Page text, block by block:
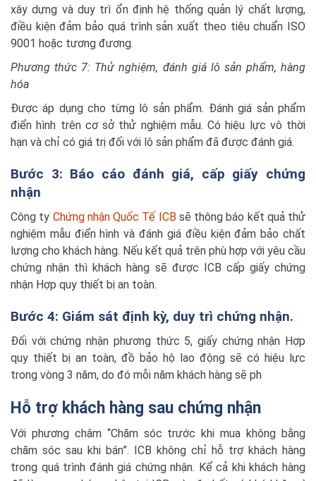
xây dựng và duy trì ổn định hệ thống quản lý chất lượng,
điều kiện đảm bảo quá trình sản xuất theo tiêu chuẩn ISO
9001 hoặc tương đương.
Phương thức 7: Thử nghiệm, đánh giá lô sản phẩm, hàng
hóa
Được áp dụng cho từng lô sản phẩm. Đánh giá sản phẩm
điển hình trên cơ sở thử nghiệm mẫu. Có hiệu lực vô thời
hạn và chỉ có giá trị đối với lô sản phẩm đã được đánh giá.
Bước 3: Báo cáo đánh giá, cấp giấy chứng
nhận
Công ty Chứng nhận Quốc Tế ICB sẽ thông báo kết quả thử
nghiệm mẫu điển hình và đánh giá điều kiện đảm bảo chất
lượng cho khách hàng. Nếu kết quả trên phù hợp với yêu cầu
chứng nhận thì khách hàng sẽ được ICB cấp giấy chứng
nhận Hợp quy thiết bị an toàn.
Bước 4: Giám sát định kỳ, duy trì chứng nhận.
Đối với chứng nhận phương thức 5, giấy chứng nhận Hợp
quy thiết bị an toàn, đồ bảo hộ lao động sẽ có hiệu lực
trong vòng 3 năm, do đó mỗi năm khách hàng sẽ ph
Hỗ trợ khách hàng sau chứng nhận
Với phương châm “Chăm sóc trước khi mua không bằng
chăm sóc sau khi bán”. ICB không chỉ hỗ trợ khách hàng
trong quá trình đánh giá chứng nhận. Kể cả khi khách hàng